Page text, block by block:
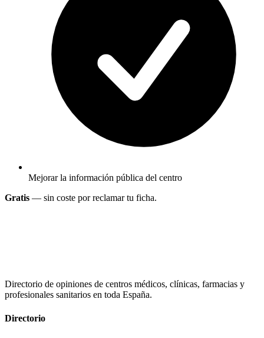
Mejorar la información pública del centro
Gratis — sin coste por reclamar tu ficha.
Directorio de opiniones de centros médicos, clínicas, farmacias y
profesionales sanitarios en toda España.
Directorio